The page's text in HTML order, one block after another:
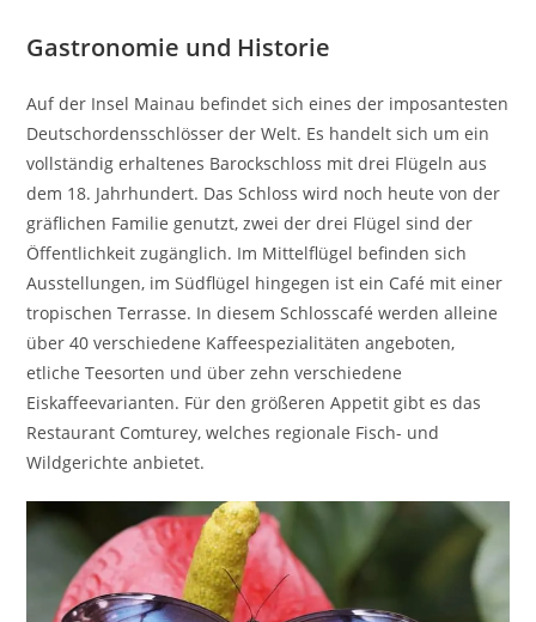
Gastronomie und Historie
Auf der Insel Mainau befindet sich eines der imposantesten
Deutschordensschlösser der Welt. Es handelt sich um ein
vollständig erhaltenes Barockschloss mit drei Flügeln aus
dem 18. Jahrhundert. Das Schloss wird noch heute von der
gräflichen Familie genutzt, zwei der drei Flügel sind der
Öffentlichkeit zugänglich. Im Mittelflügel befinden sich
Ausstellungen, im Südflügel hingegen ist ein Café mit einer
tropischen Terrasse. In diesem Schlosscafé werden alleine
über 40 verschiedene Kaffeespezialitäten angeboten,
etliche Teesorten und über zehn verschiedene
Eiskaffeevarianten. Für den größeren Appetit gibt es das
Restaurant Comturey, welches regionale Fisch- und
Wildgerichte anbietet.